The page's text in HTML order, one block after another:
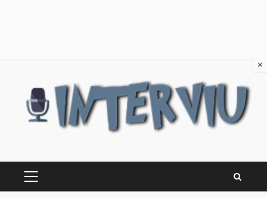
content
PRIMARY
×